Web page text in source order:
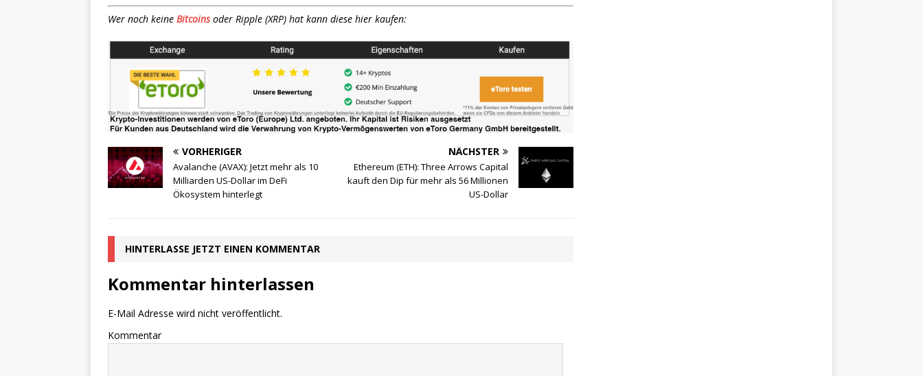
Wer noch keine Bitcoinsoder Ripple (XRP) hat kann diese hier kaufen:
VORHERIGER
Avalanche (AVAX): Jetzt mehr als 10
Milliarden US-Dollar im DeFi
Ökosystem hinterlegt
NÄCHSTER
Ethereum (ETH): Three Arrows Capital
kauft den Dip für mehr als 56 Millionen
US-Dollar
HINTERLASSE JETZT EINEN KOMMENTAR
Kommentar hinterlassen
E-Mail Adresse wird nicht veröffentlicht.
Kommentar